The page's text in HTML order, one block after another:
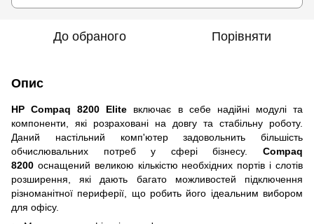
До обраного Порівняти
Опис
HP Compaq 8200 Elite включає в себе надійні модулі та
компоненти, які розраховані на довгу та стабільну роботу.
Даний настільний комп'ютер задовольнить більшість
обчислювальних потреб у сфері бізнесу. Compaq
8200 оснащений великою кількістю необхідних портів і слотів
розширення, які дають багато можливостей підключення
різноманітної периферії, що робить його ідеальним вибором
для офісу.